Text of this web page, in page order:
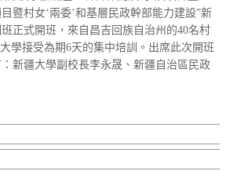
暨村女‘兩委’和基層民政幹部能力建設”新
正式開班，來自昌吉回族自治州的40名村
學接受為期6天的集中培訓。出席此次開班
新疆大學副校長李永晟、新疆自治區民政